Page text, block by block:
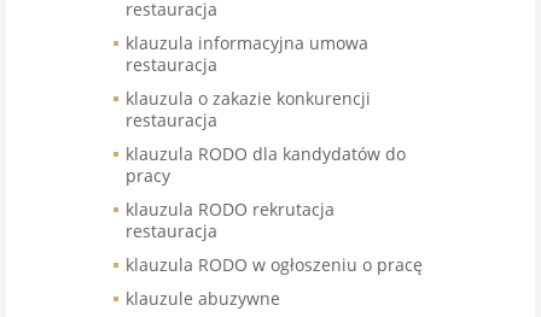
restauracja
klauzula informacyjna umowa
restauracja
klauzula o zakazie konkurencji
restauracja
klauzula RODO dla kandydatów do
pracy
klauzula RODO rekrutacja
restauracja
klauzula RODO w ogłoszeniu o pracę
klauzule abuzywne